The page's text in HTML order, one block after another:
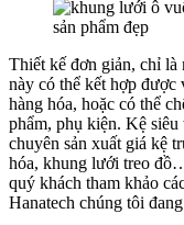
Thiết kế đơn giản, chỉ là
này có thể kết hợp được
hàng hóa, hoặc có thể
phẩm, phụ kiện. Kệ
chuyên sản xuất giá kệ
hóa, khung lưới treo
quý khách tham khảo
Hanatech chúng tôi